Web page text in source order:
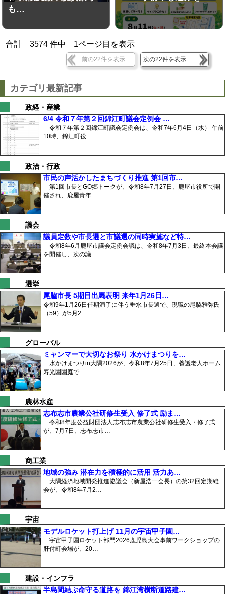
も…
合計3574 件中 1ページ目を表示
前の22件を表示 次の22件を表示
カテゴリ最新記事
政経・産業
6/4 令和７年第２回錦江町議会定例会 …
令和７年第２回錦江町議会定例会は、令和7年6月4日（水） 午前
10時、錦江町役…
政治・行政
市民の声活かしたまちづくり推進 第1回市…
第1回市長とGO郷トークが、令和8年7月27日、鹿屋市役所で開
催され、鹿屋青年…
議会
議員定数や市長選と市議選の同時実施など特…
令和8年6月鹿屋市議会定例会議は、令和8年7月3日、最終本会議
を開催し、次の議…
選挙
尾脇市長 5期目出馬表明 来年1月26日…
令和9年1月26日任期満了に伴う垂水市長選で、現職の尾脇雅弥氏
（59）が5月2…
グローバル
ミャンマーで大切なお祭り 水かけまつりを…
水かけまつりin大隅2026が、令和8年7月25日、養護老人ホーム
寿光園園庭で…
農林水産
志布志市農業公社研修生受入 修了式 励ま…
令和8年度公益財団法人志布志市農業公社研修生受入・修了式
が、7月7日、志布志市…
商工業
地域の強み 潜在力を積極的に活用 活力あ…
大隅経済地域開発推進協議会（新屋浩一会長）の第32回定期総
会が、令和8年7月2…
宇宙
モデルロケット打上げ 11月の宇宙甲子園…
宇宙甲子園ロケット部門2026鹿児島大会事前ワークショップの
肝付町会場が、20…
建設・インフラ
半島間結ぶ命守る道路を 錦江湾横断道路建…